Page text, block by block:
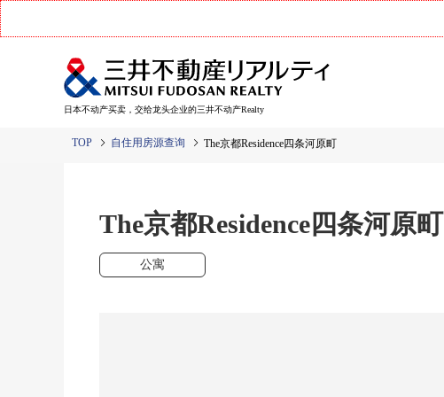
日本不动产买卖，交给龙头企业的三井不动产Realty
TOP 自住用房源查询 The京都Residence四条河原町
The京都Residence四条河原町
公寓